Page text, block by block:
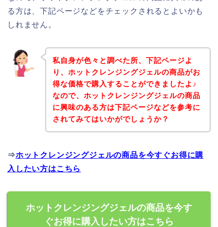
る方は、下記ページなどをチェックされるとよいかも
しれません。
私自身が色々と調べた所、下記ページよ
り、ホットクレンジングジェルの商品がお
得な価格で購入することができましたよ♪
なので、ホットクレンジングジェルの商品
に興味のある方は下記ページなどを参考に
されてみてはいかがでしょうか？
⇒ホットクレンジングジェルの商品を今すぐお得に購
入したい方はこちら
ホットクレンジングジェルの商品を今す
ぐお得に購入したい方はこちら